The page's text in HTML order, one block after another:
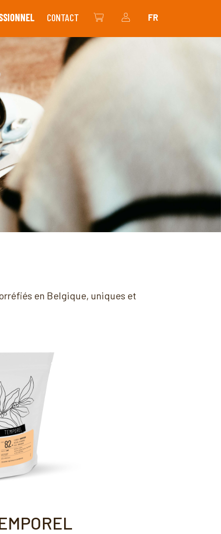
CONTACT
FR
en Belgique, uniques et